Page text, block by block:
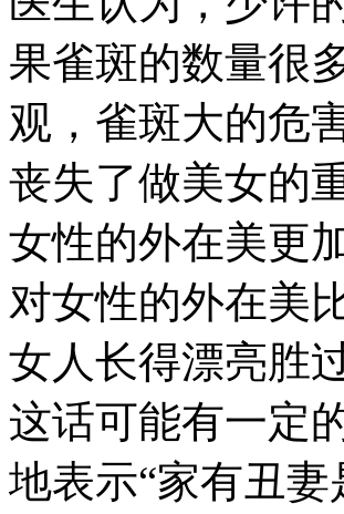
果雀斑的数量很
观，雀斑大的危
丧失了做美女的
女性的外在美更
对女性的外在美
女人长得漂亮胜
这话可能有一定
地表示“家有丑